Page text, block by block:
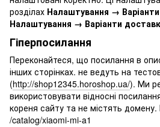
розділах Налаштування →
Налаштування → Варіанти
Гіперпосилання
Переконайтеся, що посилання в
інших сторінках. не ведуть на
(http://shop12345.horoshop.ua/). Ми
використовувати відносні
кореня сайту та не містять
/catalog/xiaomi-mi-a1